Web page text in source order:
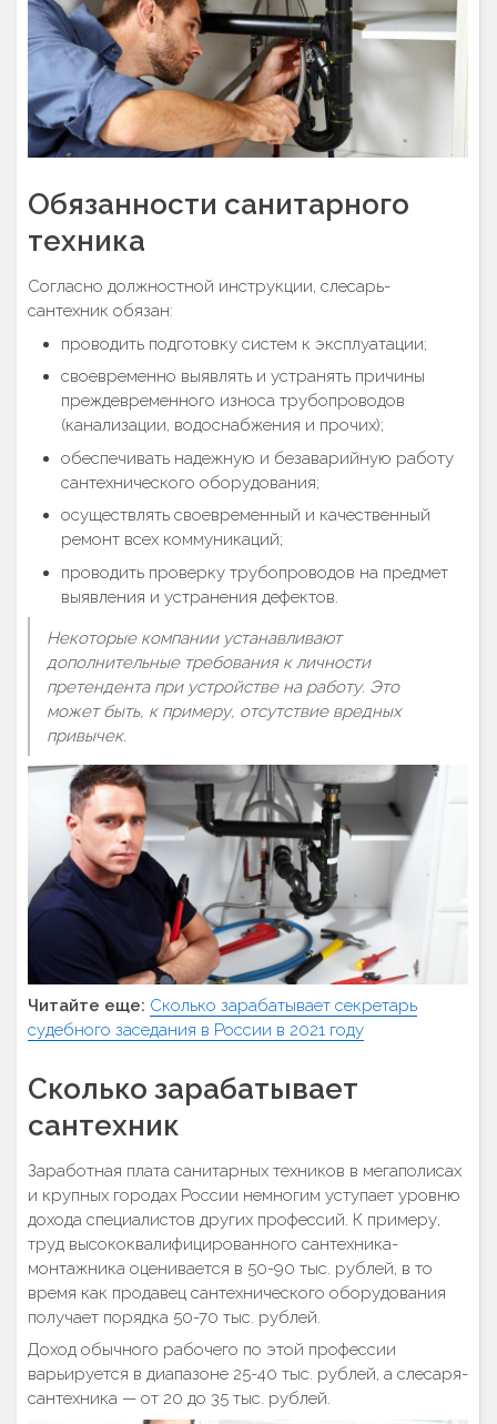
Обязанности санитарного
техника
Согласно должностной инструкции, слесарь-
сантехник обязан:
проводить подготовку систем к эксплуатации;
своевременно выявлять и устранять причины
преждевременного износа трубопроводов
(канализации, водоснабжения и прочих);
обеспечивать надежную и безаварийную работу
сантехнического оборудования;
осуществлять своевременный и качественный
ремонт всех коммуникаций;
проводить проверку трубопроводов на предмет
выявления и устранения дефектов.
Некоторые компании устанавливают
дополнительные требования к личности
претендента при устройстве на работу. Это
может быть, к примеру, отсутствие вредных
привычек.
Читайте еще: Сколько зарабатывает секретарь
судебного заседания в России в 2021 году
Сколько зарабатывает
сантехник
Заработная плата санитарных техников в мегаполисах
и крупных городах России немногим уступает уровню
дохода специалистов других профессий. К примеру,
труд высококвалифицированного сантехника-
монтажника оценивается в 50-90 тыс. рублей, в то
время как продавец сантехнического оборудования
получает порядка 50-70 тыс. рублей.
Доход обычного рабочего по этой профессии
варьируется в диапазоне 25-40 тыс. рублей, а слесаря-
сантехника — от 20 до 35 тыс. рублей.